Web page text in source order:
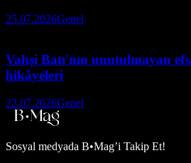
25.07.2026Genel
Vahşi Batı'nın unutulmayan
hikâyeleri
22.07.2026Genel
Sosyal medyada B•Mag’i Takip Et!